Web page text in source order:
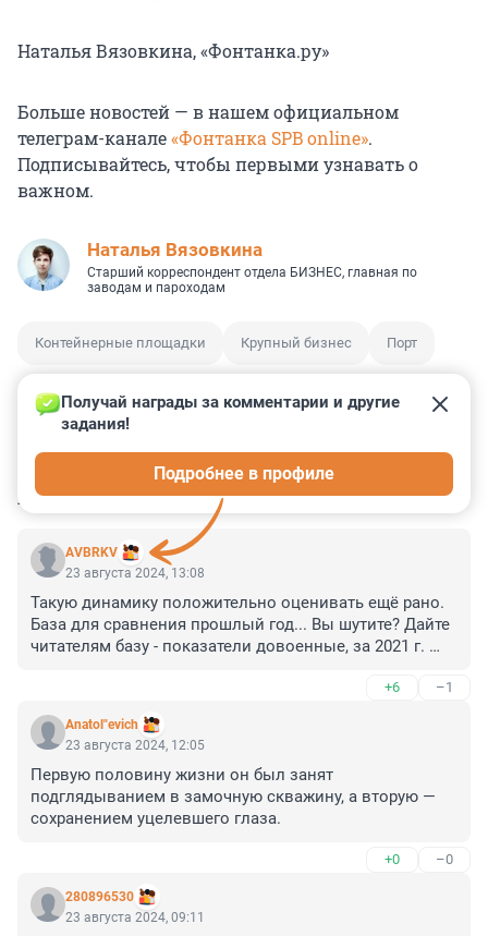
Наталья Вязовкина, «Фонтанка.ру»
Больше новостей — в нашем официальном
телеграм-канале«Фонтанка SPB online».
Подписывайтесь, чтобы первыми узнавать о
важном.
Наталья Вязовкина
Старший корреспондент отдела БИЗНЕС, главная по
заводам и пароходам
Контейнерные площадки Крупный бизнес Порт
КОММЕНТАРИИ 5
AVBRKV
Получай награды за комментарии и другие
задания!
Подробнее в профиле
23 августа 2024, 13:08
Такую динамику положительно оценивать ещё рано.
База для сравнения прошлый год... Вы шутите? Дайте
читателям базу - показатели довоенные, за 2021 г.
в т. ч. контейнерный проектируется, инвестируется,
строится под определённую загрузку, с некоторым
резервом пропускной способности на определённую
перспективу. Здесь цифры показывают
ненормальную пока ситуацию. Загрузка за
рассматриваемый год выросла до показателей около
10-20% от проектной мощности...
+6 –1
Anatol"evich
23 августа 2024, 12:05
Первую половину жизни он был занят
подглядыванием в замочную скважину, а вторую —
сохранением уцелевшего глаза.
+0 –0
280896530
23 августа 2024, 09:11